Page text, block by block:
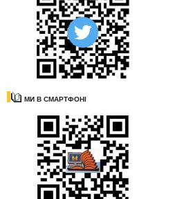
МИ В СМАРТФОНІ